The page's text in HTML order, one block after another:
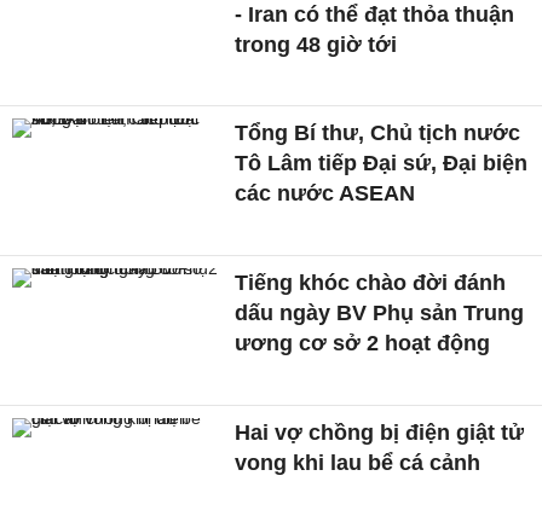
- Iran có thể đạt thỏa thuận
trong 48 giờ tới
Tổng Bí thư, Chủ tịch nước
Tô Lâm tiếp Đại sứ, Đại biện
các nước ASEAN
Tiếng khóc chào đời đánh
dấu ngày BV Phụ sản Trung
ương cơ sở 2 hoạt động
Hai vợ chồng bị điện giật tử
vong khi lau bể cá cảnh